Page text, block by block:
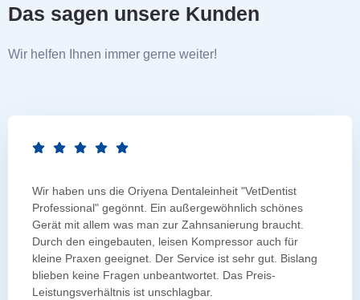
Das sagen unsere Kunden
Wir helfen Ihnen immer gerne weiter!
Wir haben uns die Oriyena Dentaleinheit "VetDentist
Professional" gegönnt. Ein außergewöhnlich schönes
Gerät mit allem was man zur Zahnsanierung braucht.
Durch den eingebauten, leisen Kompressor auch für
kleine Praxen geeignet. Der Service ist sehr gut. Bislang
blieben keine Fragen unbeantwortet. Das Preis-
Leistungsverhältnis ist unschlagbar.